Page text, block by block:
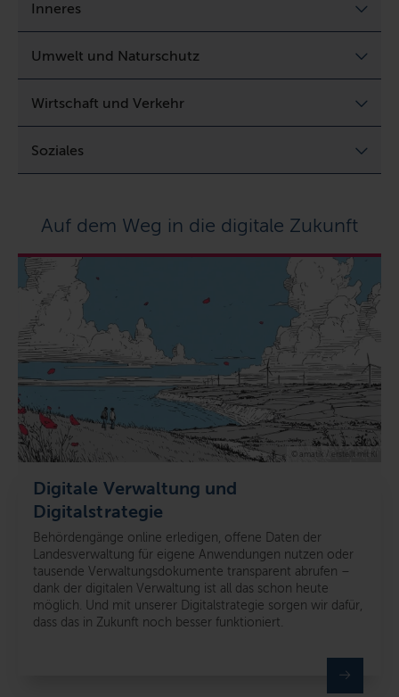
Inneres
Umwelt und Naturschutz
Wirtschaft und Verkehr
Soziales
Auf dem Weg in die digitale Zukunft
Digitale Verwaltung und
Digitalstrategie
Behördengänge online erledigen, offene Daten der
Landesverwaltung für eigene Anwendungen nutzen oder
tausende Verwaltungsdokumente transparent abrufen –
dank der digitalen Verwaltung ist all das schon heute
möglich. Und mit unserer Digitalstrategie sorgen wir dafür,
dass das in Zukunft noch besser funktioniert.
© amatik / erstellt mit KI